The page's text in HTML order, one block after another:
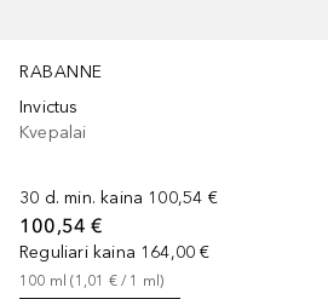
RABANNE
Invictus
Kvepalai
30 d. min. kaina 100,54 €
100,54 €
Reguliari kaina 164,00 €
100 ml (1,01 € / 1 ml)